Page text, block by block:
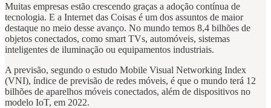
Muitas empresas estão crescendo graças a adoção contínua de
tecnologia. E a Internet das Coisas é um dos assuntos de maior
destaque no meio desse avanço. No mundo temos 8,4 bilhões de
objetos conectados, como smart TVs, automóveis, sistemas
inteligentes de iluminação ou equipamentos industriais.
A previsão, segundo o estudo Mobile Visual Networking Index
(VNI), índice de previsão de redes móveis, é que o mundo terá 12
bilhões de aparelhos móveis conectados, além de dispositivos no
modelo IoT, em 2022.